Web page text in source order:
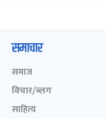
समाचार
समाज
विचार/ब्लग
साहित्य